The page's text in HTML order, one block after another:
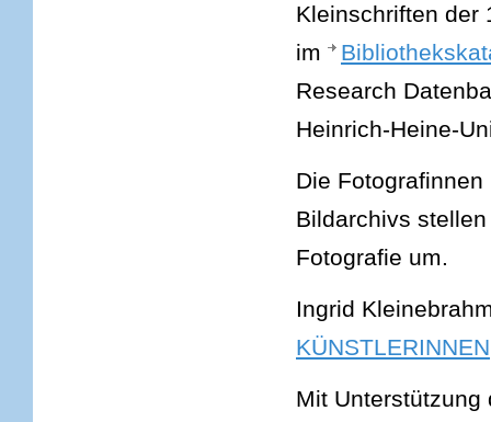
Kleinschriften der
im
Research
Heinrich-Heine-
Die
Bildarchivs
Fotografie um.
Ingrid
KÜNSTLERINNEN
Mit